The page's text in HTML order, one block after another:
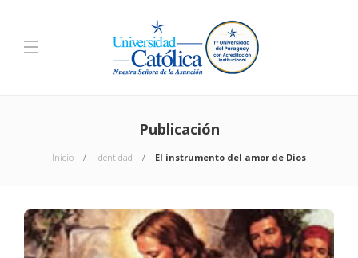
Publicación
Inicio Identidad El instrumento del amor de Dios